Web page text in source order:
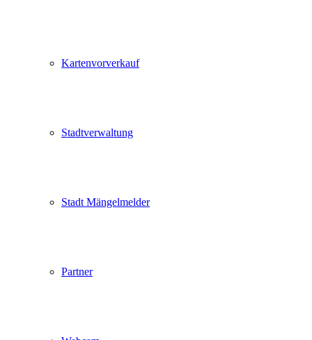
Kartenvorverkauf
Stadtverwaltung
Stadt Mängelmelder
Partner